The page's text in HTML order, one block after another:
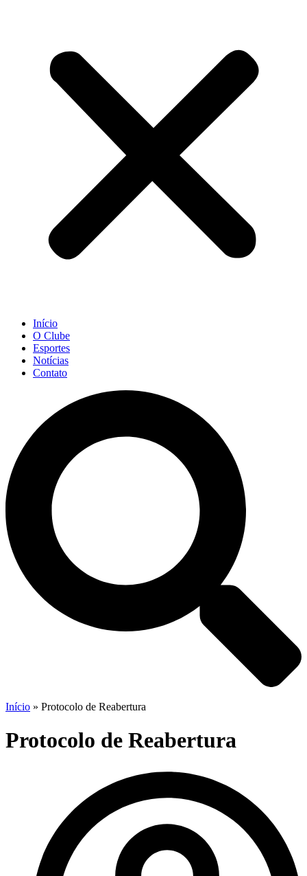
Início
O Clube
Esportes
Notícias
Contato
Início » Protocolo de Reabertura
Protocolo de Reabertura